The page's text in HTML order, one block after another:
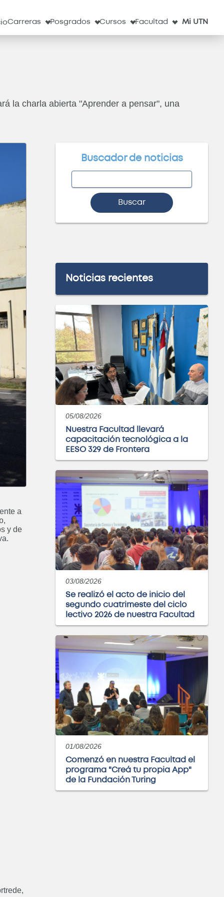
Carreras Posgrados Cursos Facultad Mi UTN
la charla abierta "Aprender a pensar", una
a
y de
Buscador de noticias
Buscar
Noticias recientes
05/08/2026
Nuestra Facultad llevará
capacitación tecnológica a la
EESO 329 de Frontera
03/08/2026
Se realizó el acto de inicio del
segundo cuatrimeste del ciclo
lectivo 2026 de nuestra Facultad
01/08/2026
Comenzó en nuestra Facultad el
programa "Creá tu propia App"
de la Fundación Turing
Gerencial